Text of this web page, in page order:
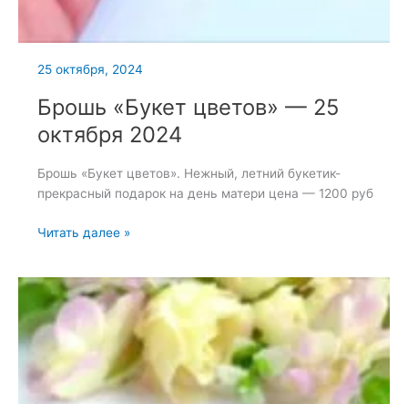
25 октября, 2024
Брошь «Букет цветов» — 25
октября 2024
Брошь «Букет цветов». Нежный, летний букетик-
прекрасный подарок на день матери цена — 1200 руб
Брошь
—
25
октября
2024
Читать далее »